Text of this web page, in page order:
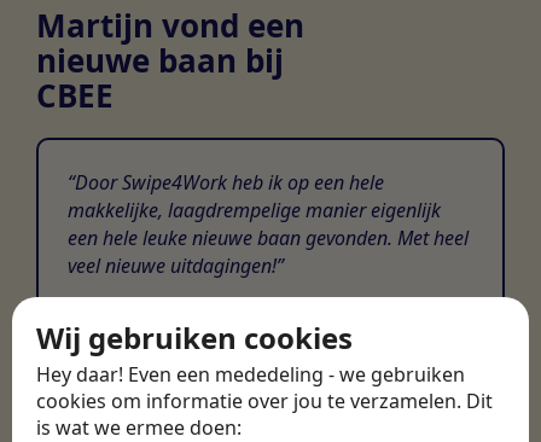
Wij gebruiken cookies
Hey daar! Even een mededeling - we gebruiken
cookies om informatie over jou te verzamelen. Dit
is wat we ermee doen:
Martijn vond een
nieuwe baan bij
CBEE
Door Swipe4Work heb ik op een hele
makkelijke, laagdrempelige manier eigenlijk
een hele leuke nieuwe baan gevonden. Met heel
veel nieuwe uitdagingen!
Certinia Consultant